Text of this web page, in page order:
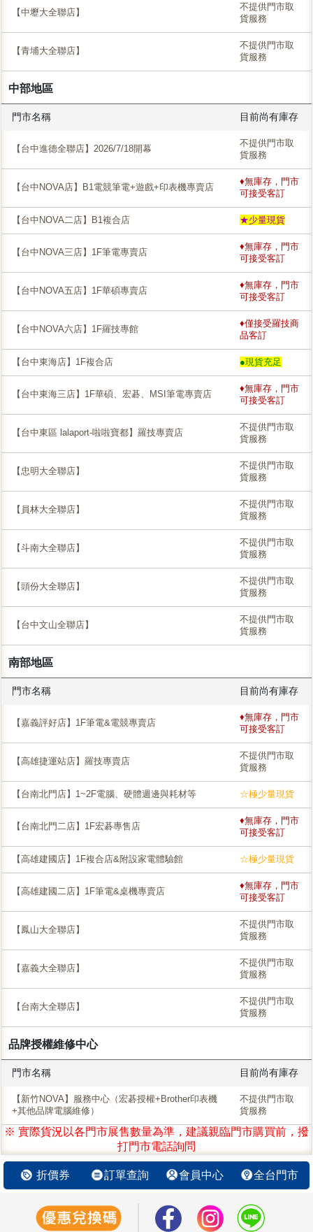
【中壢大全聯店】
不提供門市取
貨服務
【青埔大全聯店】
不提供門市取
貨服務
中部地區
門市名稱 目前尚有庫存
【台中進德全聯店】2026/7/18開幕
不提供門市取
貨服務
【台中NOVA店】B1電競筆電+遊戲+印表機專賣店
♦無庫存，門市
可接受客訂
【台中NOVA二店】B1複合店 ★少量現貨
【台中NOVA三店】1F筆電專賣店
♦無庫存，門市
可接受客訂
【台中NOVA五店】1F華碩專賣店
♦無庫存，門市
可接受客訂
【台中NOVA六店】1F羅技專館
♦僅接受羅技商
品客訂
【台中東海店】1F複合店 ●現貨充足
【台中東海三店】1F華碩、宏碁、MSI筆電專賣店
♦無庫存，門市
可接受客訂
【台中東區 lalaport-啦啦寶都】羅技專賣店
不提供門市取
貨服務
【忠明大全聯店】
不提供門市取
貨服務
【員林大全聯店】
不提供門市取
貨服務
【斗南大全聯店】
不提供門市取
貨服務
【頭份大全聯店】
不提供門市取
貨服務
【台中文山全聯店】
不提供門市取
貨服務
南部地區
門市名稱 目前尚有庫存
【嘉義評好店】1F筆電&電競專賣店
♦無庫存，門市
可接受客訂
【高雄捷運站店】羅技專賣店
不提供門市取
貨服務
【台南北門店】1~2F電腦、硬體週邊與耗材等 ☆極少量現貨
【台南北門二店】1F宏碁專售店
♦無庫存，門市
可接受客訂
【高雄建國店】1F複合店&附設家電體驗館 ☆極少量現貨
【高雄建國二店】1F筆電&桌機專賣店
♦無庫存，門市
可接受客訂
【鳳山大全聯店】
不提供門市取
貨服務
【嘉義大全聯店】
不提供門市取
貨服務
【台南大全聯店】
不提供門市取
貨服務
品牌授權維修中心
門市名稱 目前尚有庫存
【新竹NOVA】服務中心（宏碁授權+Brother印表機
+其他品牌電腦維修）
不提供門市取
貨服務
※ 實際貨況以各門市展售數量為準，建議親臨門市購買前，撥
打門市電話詢問
折價券 訂單查詢 會員中心 全台門市